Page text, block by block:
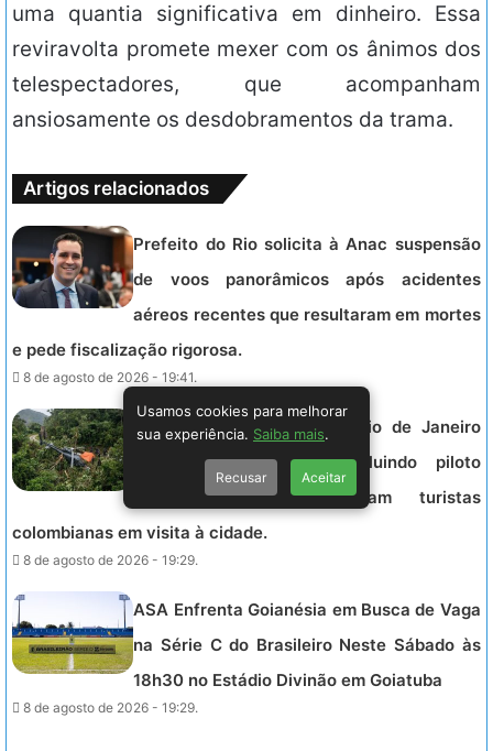
uma quantia significativa em dinheiro. Essa
reviravolta promete mexer com os ânimos dos
telespectadores, que acompanham
ansiosamente os desdobramentos da trama.
Artigos relacionados
Prefeito do Rio solicita à Anac suspensão
de voos panorâmicos após acidentes
aéreos recentes que resultaram em mortes
e pede fiscalização rigorosa.
8 de agosto de 2026 - 19:41.
Queda de helicóptero no Rio de Janeiro
deixa quatro mortos, incluindo piloto
experiente; vítimas seriam turistas
colombianas em visita à cidade.
8 de agosto de 2026 - 19:29.
ASA Enfrenta Goianésia em Busca de Vaga
na Série C do Brasileiro Neste Sábado às
18h30 no Estádio Divinão em Goiatuba
8 de agosto de 2026 - 19:29.
Usamos cookies para melhorar
sua experiência. Saiba mais.
Recusar Aceitar